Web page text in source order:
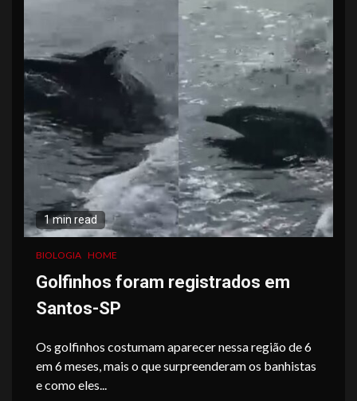
1 min read
BIOLOGIA HOME
Golfinhos foram registrados em
Santos-SP
Os golfinhos costumam aparecer nessa região de 6
em 6 meses, mais o que surpreenderam os banhistas
e como eles...